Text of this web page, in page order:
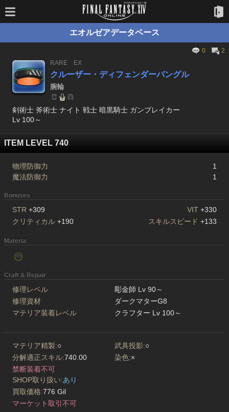
エオルゼアデータベース
0
2
RARE
EX
クルーザー・ディフェンダーバングル
腕輪
剣術士 斧術士 ナイト 戦士 暗黒騎士 ガンブレイカー
Lv 100～
ITEM LEVEL 740
物理防御力
1
魔法防御力
1
Bonuses
STR +309 VIT +330
クリティカル +190 スキルスピード +133
Materia
Craft & Repair
修理レベル
彫金師 Lv 90～
修理資材
ダークマターG8
マテリア装着レベル
クラフター Lv 100～
マテリア精製:○ 武具投影:○
分解適正スキル:740.00 染色:×
禁断装着不可
SHOP取り扱い:あり
買取価格:776 Gil
マーケット取引不可